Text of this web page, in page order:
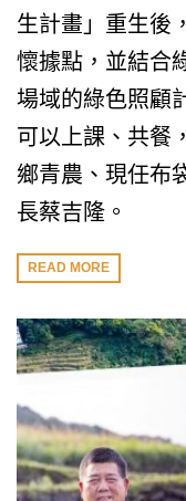
生計畫」重生後
懷據點，並結合
場域的綠色照顧
可以上課、共餐
鄉青農、現任布
長蔡吉隆。
READ MORE